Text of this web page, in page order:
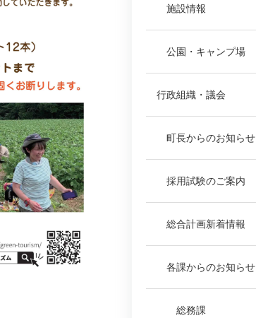
施設情報
公園・キャンプ場
行政組織・議会
町長からのお知らせ
採用試験のご案内
総合計画新着情報
各課からのお知らせ
総務課